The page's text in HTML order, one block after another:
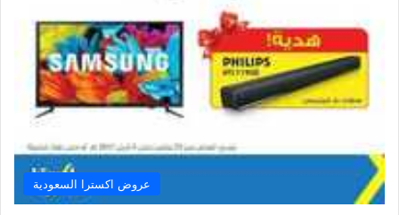
عروض اكسترا السعودية